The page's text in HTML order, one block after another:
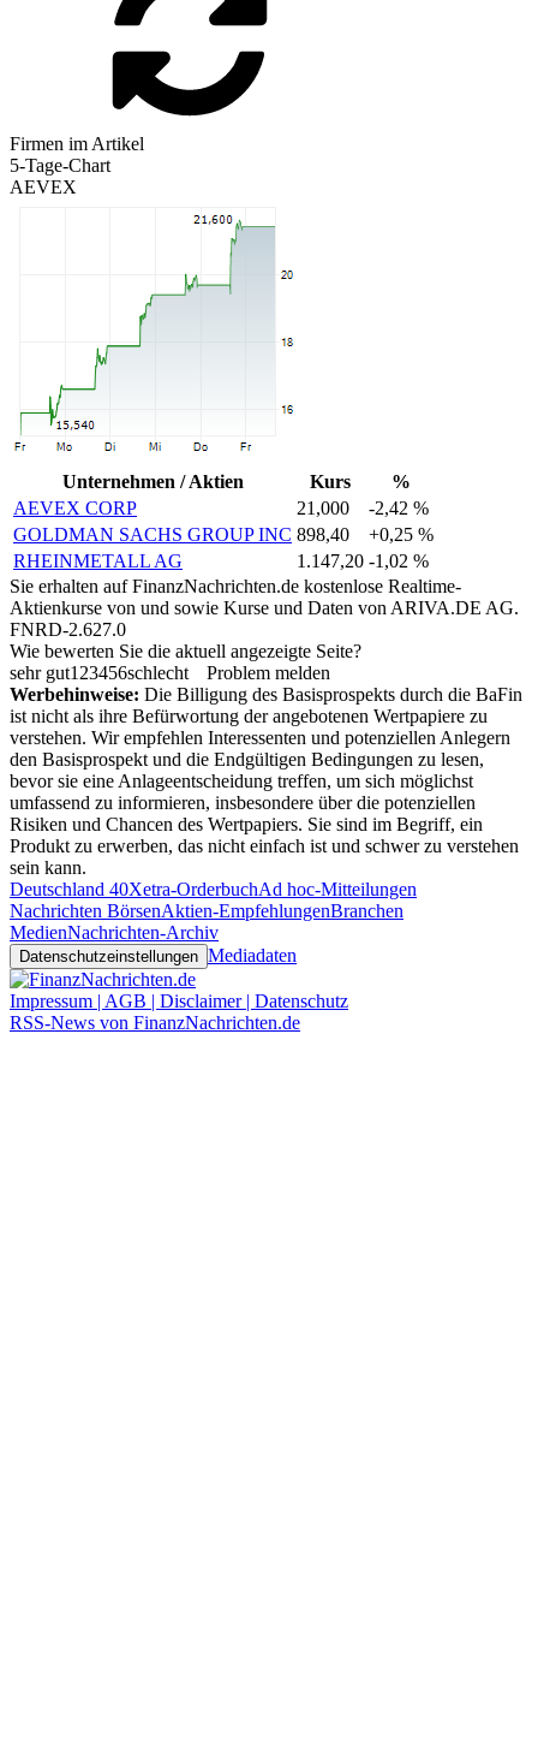
Firmen im Artikel
5-Tage-Chart
AEVEX
Unternehmen / Aktien Kurs
%
AEVEX CORP
21,000
-2,42 %
GOLDMAN SACHS GROUP INC 898,40
+0,25 %
RHEINMETALL AG
1.147,20 -1,02 %
Sie erhalten auf FinanzNachrichten.de kostenlose Realtime-
Aktienkurse von und sowie Kurse und Daten von ARIVA.DE AG.
FNRD-2.627.0
Wie bewerten Sie die aktuell angezeigte Seite?
sehr gut1 23456schlecht
Problem melden
Werbehinweise: Die Billigung des Basisprospekts durch die BaFin
ist nicht als ihre Befürwortung der angebotenen Wertpapiere zu
verstehen. Wir empfehlen Interessenten und potenziellen Anlegern
den Basisprospekt und die Endgültigen Bedingungen zu lesen,
bevor sie eine Anlageentscheidung treffen, um sich möglichst
umfassend zu informieren, insbesondere über die potenziellen
Risiken und Chancen des Wertpapiers. Sie sind im Begriff, ein
Produkt zu erwerben, das nicht einfach ist und schwer zu verstehen
sein kann.
Deutschland 40Xetra-OrderbuchAd hoc-Mitteilungen
Nachrichten BörsenAktien-EmpfehlungenBranchen
MedienNachrichten-Archiv
Datenschutzeinstellungen Mediadaten
Impressum | AGB | Disclaimer | Datenschutz
RSS-News von FinanzNachrichten.de